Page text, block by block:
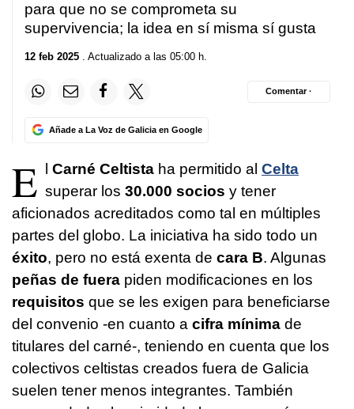
para que no se comprometa su
supervivencia; la idea en sí misma sí gusta
12 feb 2025 . Actualizado a las 05:00 h.
Añade a La Voz de Galicia en Google
Comentar ·
E l Carné Celtista ha permitido al Celta
superar los 30.000 socios y tener
aficionados acreditados como tal en múltiples
partes del globo. La iniciativa ha sido todo un
éxito, pero no está exenta de cara B. Algunas
peñas de fuera piden modificaciones en los
requisitos que se les exigen para beneficiarse
del convenio -en cuanto a cifra mínima de
titulares del carné-, teniendo en cuenta que los
colectivos celtistas creados fuera de Galicia
suelen tener menos integrantes. También